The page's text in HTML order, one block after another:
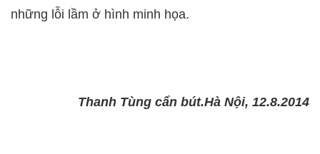
những lỗi lầm ở hình minh họa.
Thanh Tùng cẩn bút.Hà Nội, 12.8.2014